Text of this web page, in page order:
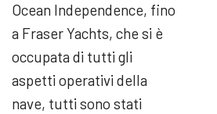
Ocean Independence, fino
a Fraser Yachts, che si è
occupata di tutti gli
aspetti operativi della
nave, tutti sono stati